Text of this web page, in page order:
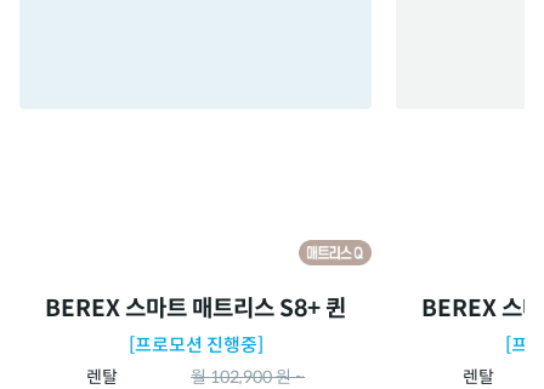
BEREX 스마트 매트리스 S8+ 퀸
[프로모션 진행중]
렌탈 월102,900원 ~
BEREX 스
[프
렌탈